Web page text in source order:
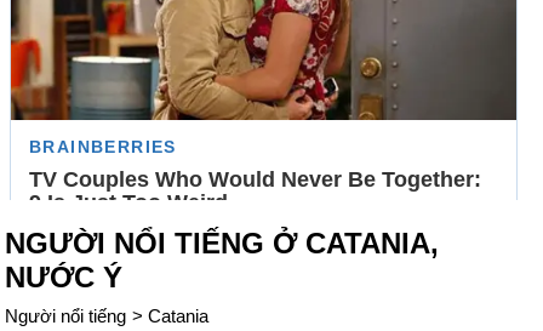
NGƯỜI NỔI TIẾNG Ở CATANIA,
NƯỚC Ý
Người nổi tiếng > Catania